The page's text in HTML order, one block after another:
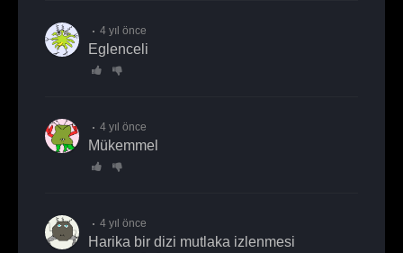
4 yıl önce
Eglenceli
4 yıl önce
mükemmel
4 yıl önce
Harika bir dizi mutlaka izlenmesi